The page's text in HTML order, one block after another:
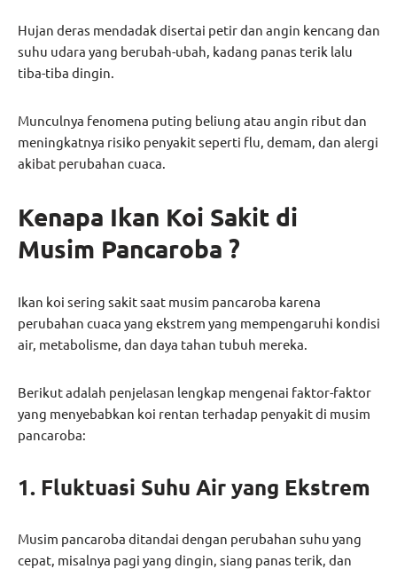
Hujan deras mendadak disertai petir dan angin kencang dan
suhu udara yang berubah-ubah, kadang panas terik lalu
tiba-tiba dingin.
Munculnya fenomena puting beliung atau angin ribut dan
meningkatnya risiko penyakit seperti flu, demam, dan alergi
akibat perubahan cuaca.
Kenapa Ikan Koi Sakit di
Musim Pancaroba ?
Ikan koi sering sakit saat musim pancaroba karena
perubahan cuaca yang ekstrem yang mempengaruhi kondisi
air, metabolisme, dan daya tahan tubuh mereka.
Berikut adalah penjelasan lengkap mengenai faktor-faktor
yang menyebabkan koi rentan terhadap penyakit di musim
pancaroba:
1. Fluktuasi Suhu Air yang Ekstrem
Musim pancaroba ditandai dengan perubahan suhu yang
cepat, misalnya pagi yang dingin, siang panas terik, dan